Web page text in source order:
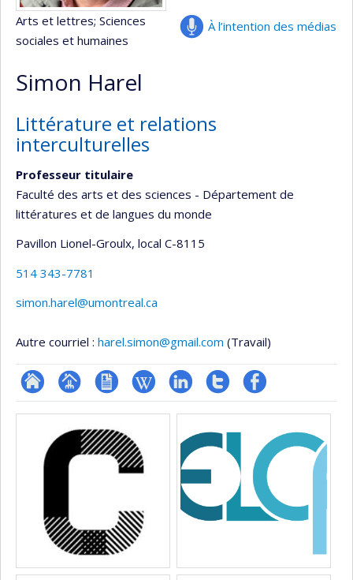
À l’intention des médias
Arts et lettres; Sciences
sociales et humaines
Simon Harel
Littérature et relations
interculturelles
Professeur titulaire
Faculté des arts et des sciences - Département de
littératures et de langues du monde
Pavillon Lionel-Groulx, local C-8115
514 343-7781
simon.harel@umontreal.ca
Autre courriel : harel.simon@gmail.com (Travail)
ResearchGate
Page
(faculté,département,école)
CV Wiki LinkedInCompteProfil
Médias